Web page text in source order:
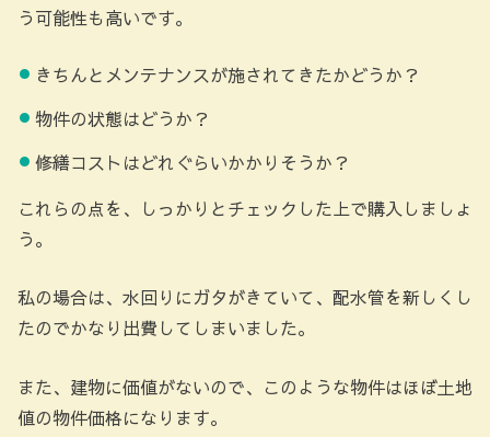
う可能性も高いです。
きちんとメンテナンスが施されてきたかどうか？
物件の状態はどうか？
修繕コストはどれぐらいかかりそうか？
これらの点を、しっかりとチェックした上で購入しましょ
う。
私の場合は、水回りにガタがきていて、配水管を新しくし
たのでかなり出費してしまいました。
また、建物に価値がないので、このような物件はほぼ土地
値の物件価格になります。